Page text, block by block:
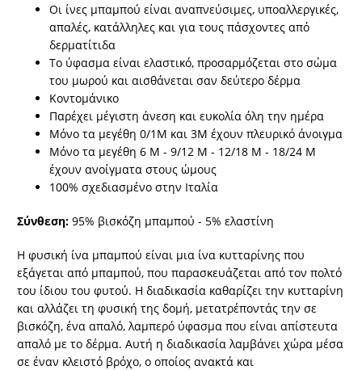
Οι ίνες μπαμπού είναι αναπνεύσιμες, υποαλλεργικές,
απαλές, κατάλληλες και για τους πάσχοντες από
δερματίτιδα
Το ύφασμα είναι ελαστικό, προσαρμόζεται στο σώμα
του μωρού και αισθάνεται σαν δεύτερο δέρμα
Κοντομάνικο
Παρέχει μέγιστη άνεση και ευκολία όλη την ημέρα
Μόνο τα μεγέθη 0/1M και 3M έχουν πλευρικό άνοιγμα
Μόνο τα μεγέθη 6 M - 9/12 M - 12/18 M - 18/24 M
έχουν ανοίγματα στους ώμους
100% σχεδιασμένο στην Ιταλία
Σύνθεση:95% βισκόζη μπαμπού - 5% ελαστίνη
Η φυσική ίνα μπαμπού είναι μια ίνα κυτταρίνης που
εξάγεται από μπαμπού, που παρασκευάζεται από τον πολτό
του ίδιου του φυτού. Η διαδικασία καθαρίζει την κυτταρίνη
και αλλάζει τη φυσική της δομή, μετατρέποντάς την σε
βισκόζη, ένα απαλό, λαμπερό ύφασμα που είναι απίστευτα
απαλό με το δέρμα. Αυτή η διαδικασία λαμβάνει χώρα μέσα
σε έναν κλειστό βρόχο, ο οποίος ανακτά και